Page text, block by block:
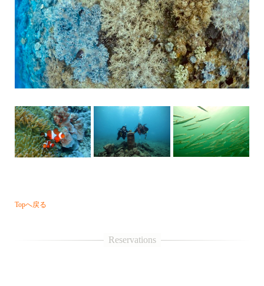
Topへ戻る